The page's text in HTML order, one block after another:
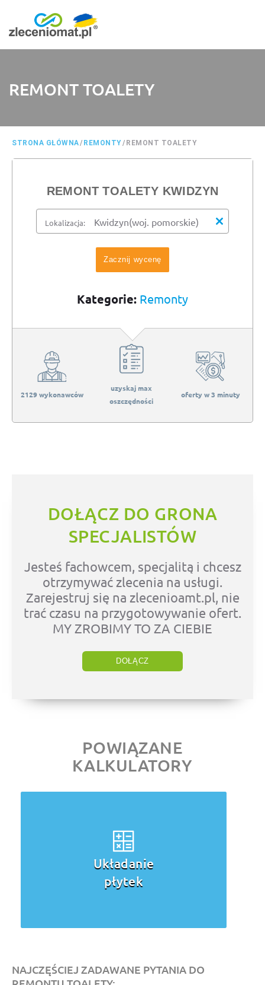
REMONT TOALETY
STRONA GŁÓWNA/ REMONTY/ REMONT TOALETY
REMONT TOALETY KWIDZYN
Lokalizacja:
Zacznij wycenę
Kategorie: Remonty
2129 wykonawców
uzyskaj max
oszczędności
oferty w 3 minuty
DOŁĄCZ DO GRONA
SPECJALISTÓW
Jesteś fachowcem, specjalitą i chcesz
otrzymywać zlecenia na usługi.
Zarejestruj się na zlecenioamt.pl, nie
trać czasu na przygotowywanie ofert.
MY ZROBIMY TO ZA CIEBIE
DOŁĄCZ
POWIĄZANE
KALKULATORY
Układanie
płytek
NAJCZĘŚCIEJ ZADAWANE PYTANIA DO